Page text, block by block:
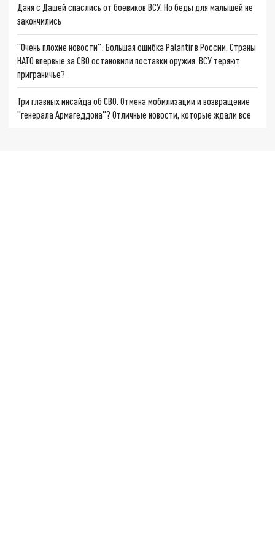
Даня с Дашей спаслись от боевиков ВСУ. Но беды для малышей не
закончились
"Очень плохие новости": Большая ошибка Palantir в России. Страны
НАТО впервые за СВО остановили поставки оружия. ВСУ теряют
приграничье?
Три главных инсайда об СВО. Отмена мобилизации и возвращение
"генерала Армагеддона"? Отличные новости, которые ждали все